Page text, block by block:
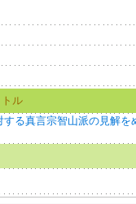
トル
する真言宗智山派の見解を